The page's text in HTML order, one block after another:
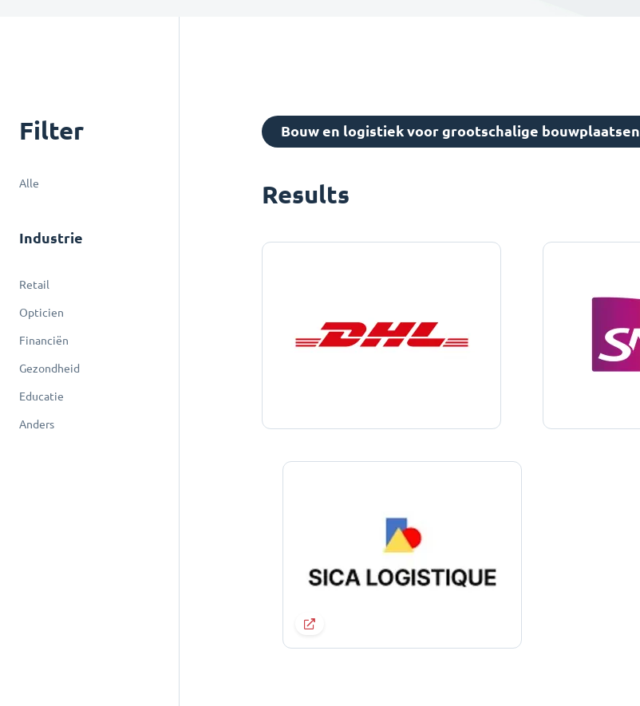
Filter
Alle
Industrie
Retail
Opticien
Financiën
Gezondheid
Educatie
Anders
Bouw en logistiek voor grootschalige bouwplaatsen
Results